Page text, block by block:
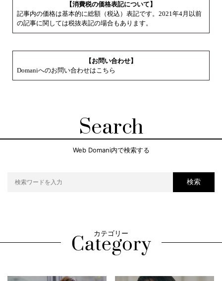
【消費税の価格表記について】
記事内の価格は基本的に総額（税込）表記です。2021年4月以前
の記事に関しては税抜表記の場合もあります。
【お問い合わせ】
Domaniへのお問い合わせはこちら
Search
Web Domani内で検索する
検索
カテゴリー